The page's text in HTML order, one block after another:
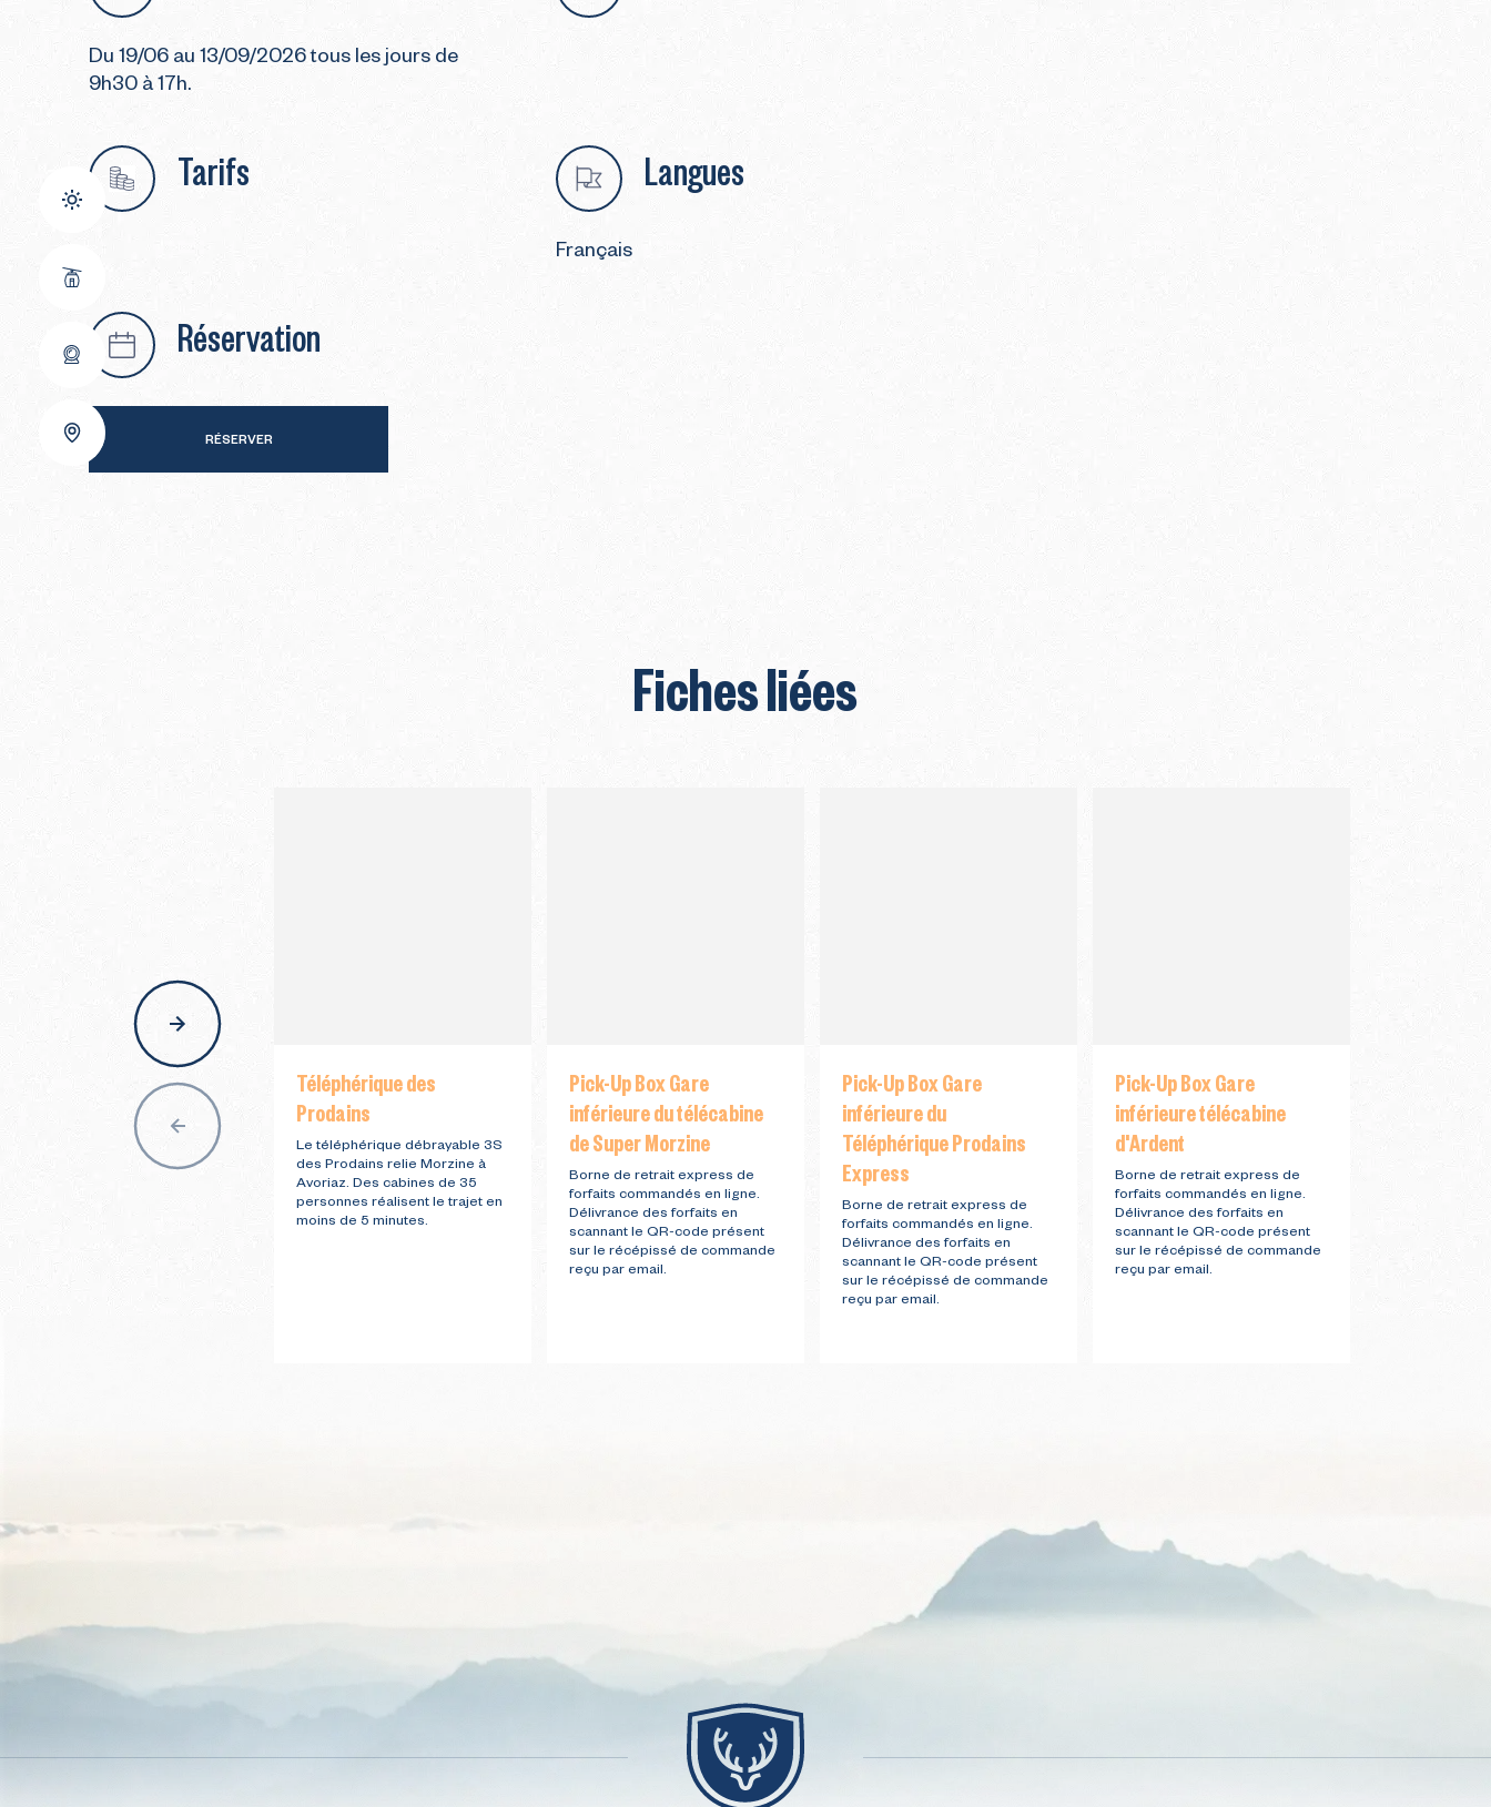
Du 19/06 au 13/09/2026 tous les jours de
9h30 à 17h.
Tarifs Langues
Français
Réservation
RÉSERVER
Fiches liées
nav
Téléphérique des
Prodains
Le téléphérique débrayable 3S
des Prodains relie Morzine à
Avoriaz. Des cabines de 35
personnes réalisent le trajet en
moins de 5 minutes.
Pick-Up Box Gare
inférieure du télécabine
de Super Morzine
Borne de retrait express de
forfaits commandés en ligne.
Délivrance des forfaits en
scannant le QR-code présent
sur le récépissé de commande
reçu par email.
Pick-Up Box Gare
inférieure du
Téléphérique Prodains
Express
Borne de retrait express de
forfaits commandés en ligne.
Délivrance des forfaits en
scannant le QR-code présent
sur le récépissé de commande
reçu par email.
Pick-Up Box Gare
inférieure télécabine
d'Ardent
Borne de retrait express de
forfaits commandés en ligne.
Délivrance des forfaits en
scannant le QR-code présent
sur le récépissé de commande
reçu par email.